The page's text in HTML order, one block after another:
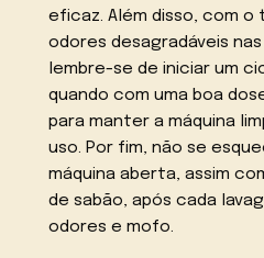
eficaz. Além disso, com o
odores desagradáveis
lembre-se de iniciar um
quando com uma boa
para manter a máquina
uso. Por fim, não se
máquina aberta, assim
de sabão, após cada
odores e mofo.